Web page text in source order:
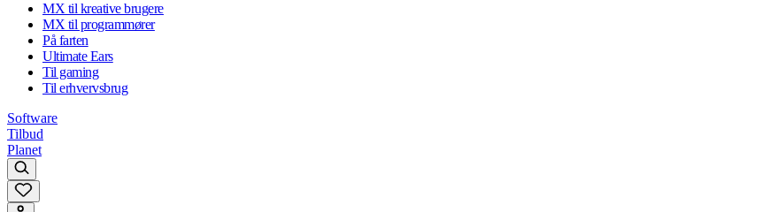
MX til kreative brugere
MX til programmører
På farten
Ultimate Ears
Til gaming
Til erhvervsbrug
Software
Tilbud
Planet